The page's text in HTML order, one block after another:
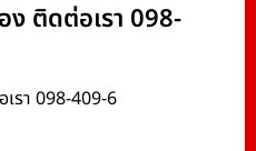
ง ติดต่อเรา 098-
รา 098-409-6